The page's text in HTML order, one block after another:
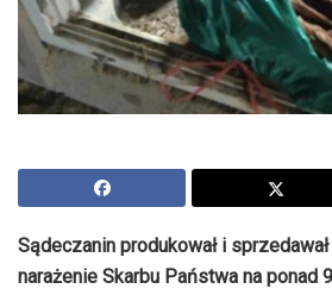
Sądeczanin produkował i
narażenie Skarbu Państwa na ponad